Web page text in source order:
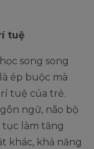
tuệ
song song
ép buộc mà
tuệ của trẻ.
ngữ, não bộ
làm tăng
khác, khả năng